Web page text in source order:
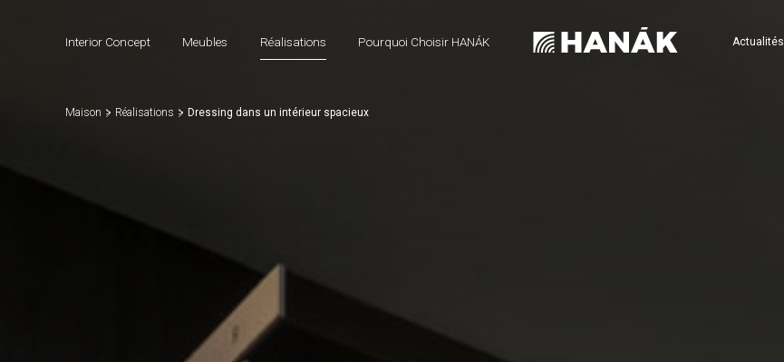
Interior Concept Meubles Réalisations Pourquoi Choisir HANÁK Actualités
Maison Réalisations Dressing dans un intérieur spacieux